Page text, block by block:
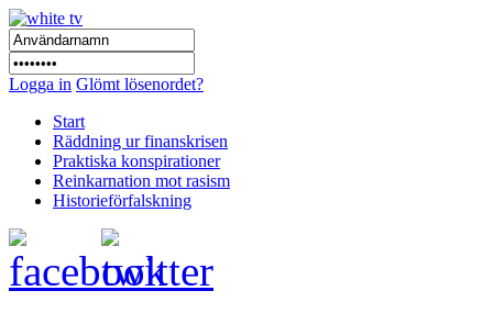
Logga in Glömt lösenordet?
Start
Räddning ur finanskrisen
Praktiska konspirationer
Reinkarnation mot rasism
Historieförfalskning